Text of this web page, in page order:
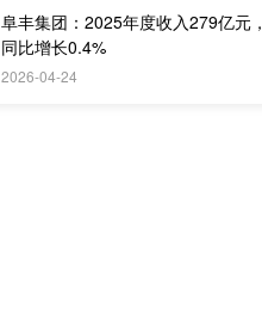
阜丰集团：2025年度收入279亿元，
同比增长0.4%
2026-04-24